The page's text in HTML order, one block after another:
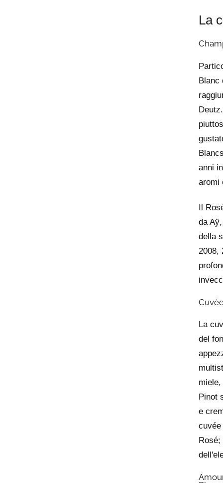
La
Blanc
anni
aromi
Il
da
della
2008,
La
del
Pinot
e
cuvée
Rosé;